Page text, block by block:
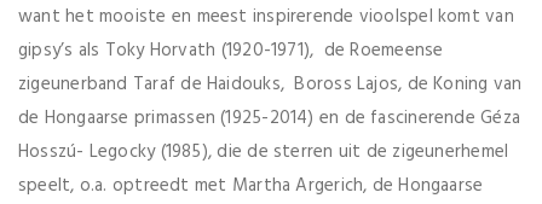
want het mooiste en meest inspirerende vioolspel komt van
gipsy’s als Toky Horvath (1920-1971), de Roemeense
zigeunerband Taraf de Haidouks, Boross Lajos, de Koning van
de Hongaarse primassen (1925-2014) en de fascinerende Géza
Hosszú- Legocky (1985), die de sterren uit de zigeunerhemel
speelt, o.a. optreedt met Martha Argerich, de Hongaarse